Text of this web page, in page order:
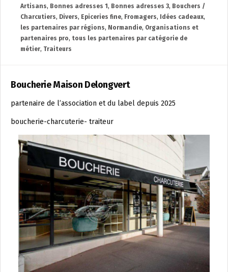
Artisans, Bonnes adresses 1 , Bonnes adresses 3, Bouchers /
Charcutiers, Divers, Epiceries fine, Fromagers, Idées cadeaux,
les partenaires par régions, Normandie, Organisations et
partenaires pro, tous les partenaires par catégorie de
métier, Traiteurs
Boucherie Maison Delongvert
partenaire de l’association et du label depuis 2025
boucherie-charcuterie- traiteur